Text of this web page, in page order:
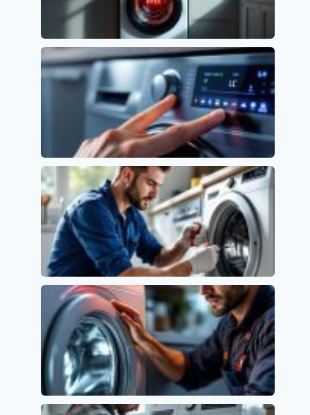
Solución al Error F11 en Lavavajillas
Whirlpool
Códigos de error y su significado
Error LC en Lavavajillas Samsung: Causas y
Soluciones
Códigos de error y su significado
Error AE en lavavajillas LG: causas y
soluciones efectivas
Códigos de error y su significado
Lavavajillas AEG Error i30: Significado y